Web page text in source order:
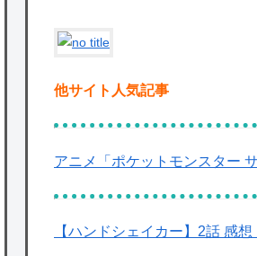
別課題消化時は別として
Powered by livedoor 相互RSS
他サイト人気記事
アニメ「ポケットモンスター
【ハンドシェイカー】2話 感